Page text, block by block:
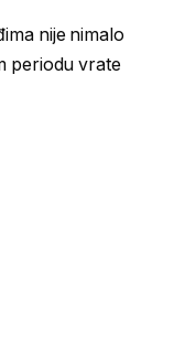
nije nimalo
periodu vrate